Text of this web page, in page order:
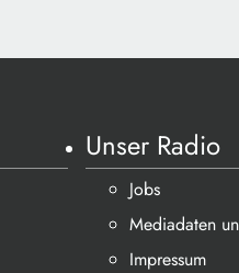
Unser Radio
Jobs
Mediadaten
Impressum